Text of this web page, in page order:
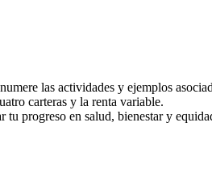
las actividades y ejemplos
carteras y la renta variable.
tu progreso en salud, bienestar y